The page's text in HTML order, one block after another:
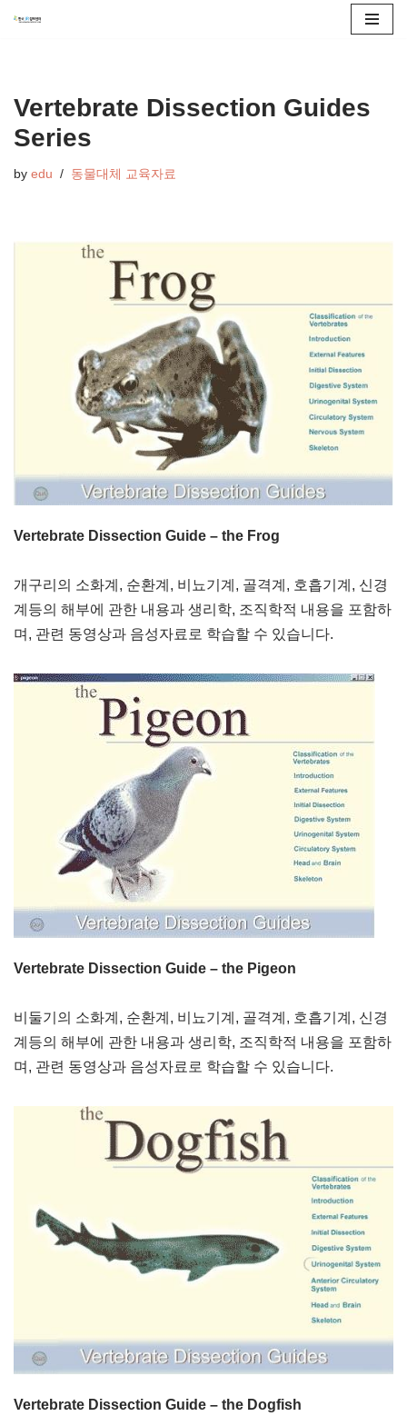
츠
건
너
Vertebrate Dissection Guides
Series
by edu 동물대체 교육자료
Vertebrate Dissection Guide – the Frog
개구리의 소화계, 순환계, 비뇨기계, 골격계, 호흡기계, 신경
계등의 해부에 관한 내용과 생리학, 조직학적 내용을 포함하
며, 관련 동영상과 음성자료로 학습할 수 있습니다.
Vertebrate Dissection Guide – the Pigeon
비둘기의 소화계, 순환계, 비뇨기계, 골격계, 호흡기계, 신경
계등의 해부에 관한 내용과 생리학, 조직학적 내용을 포함하
며, 관련 동영상과 음성자료로 학습할 수 있습니다.
Vertebrate Dissection Guide – the Dogfish